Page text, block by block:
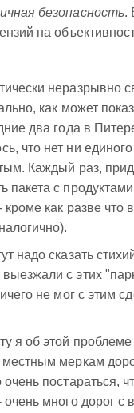
безопасность.
на
неразрывно
как может
два года в
что нет ни
Каждый раз,
пакета с
как разве
надо сказать
с этих
не мог с этим
я об этой
меркам
постараться,
очень много дорог